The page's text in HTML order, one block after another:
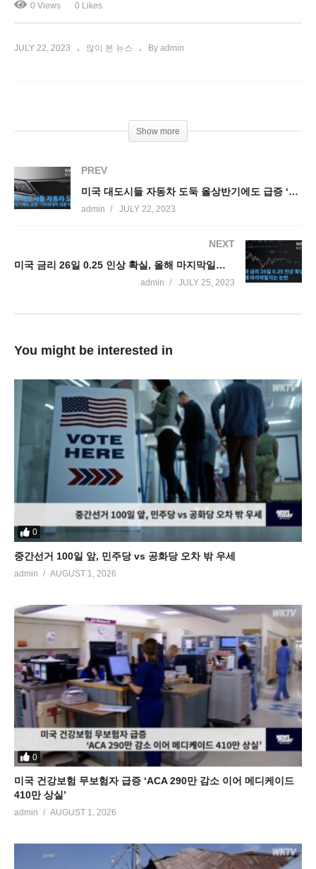
0 Views 0 Likes
JULY 22, 2023 많이 본 뉴스 By admin
Show more
PREV
미국 대도시들 자동차 도둑 올상반기에도 급증 ‘기아현대차 집중 타겟’
admin JULY 22, 2023
NEXT
미국 금리 26일 0.25 인상 확실, 올해 마지막일지는 논란
admin JULY 25, 2023
You might be interested in
0
중간선거 100일 앞, 민주당 vs 공화당 오차 밖 우세
admin AUGUST 1, 2026
0
미국 건강보험 무보험자 급증 ‘ACA 290만 감소 이어 메디케이드
410만 상실’
admin AUGUST 1, 2026